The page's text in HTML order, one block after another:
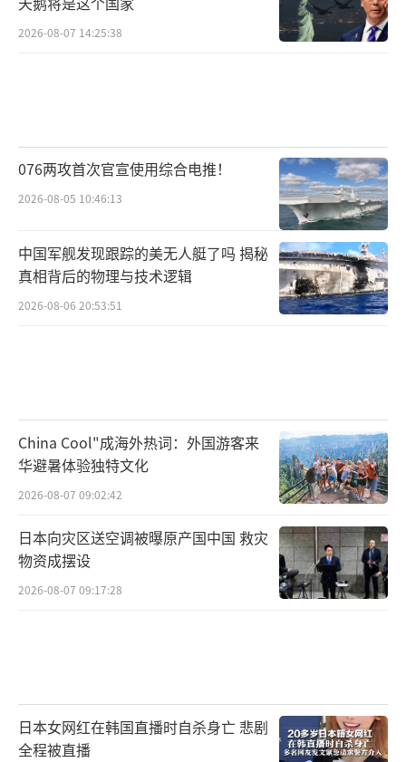
2026-08-07 14:25:38
076两攻首次官宣使用综合电推！
2026-08-05 10:46:13
中国军舰发现跟踪的美无人艇了吗 揭秘
真相背后的物理与技术逻辑
2026-08-06 20:53:51
China Cool"成海外热词：外国游客来
华避暑体验独特文化
2026-08-07 09:02:42
日本向灾区送空调被曝原产国中国 救灾
物资成摆设
2026-08-07 09:17:28
日本女网红在韩国直播时自杀身亡 悲剧
全程被直播